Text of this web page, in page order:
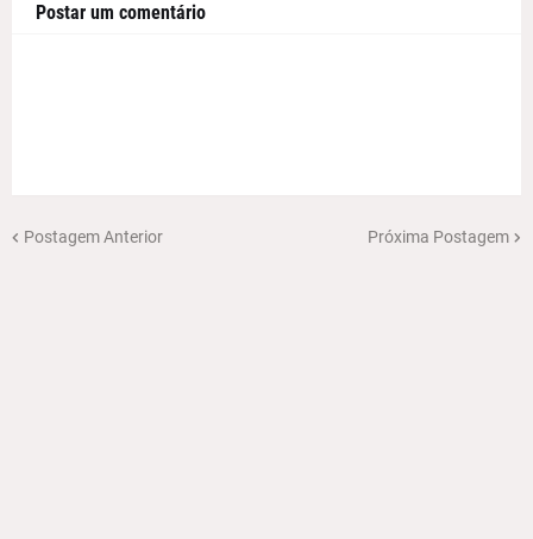
Postar um comentário
Postagem Anterior Próxima Postagem